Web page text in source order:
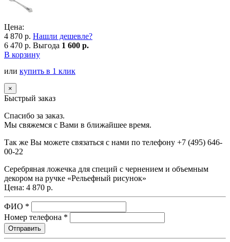
Цена:
4 870 р. Нашли дешевле?
6 470 р. Выгода 1 600 р.
В корзину
или купить в 1 клик
×
Быстрый заказ
Спасибо за заказ.
Мы свяжемся с Вами в ближайшее время.
Так же Вы можете связаться с нами по телефону +7 (495) 646-
00-22
Серебряная ложечка для специй с чернением и объемным
декором на ручке «Рельефный рисунок»
Цена: 4 870 р.
ФИО *
Номер телефона *